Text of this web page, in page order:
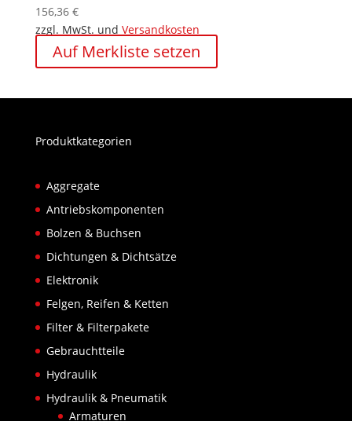
156,36 €
zzgl. MwSt. und Versandkosten
Auf Merkliste setzen
Produktkategorien
Aggregate
Antriebskomponenten
Bolzen & Buchsen
Dichtungen & Dichtsätze
Elektronik
Felgen, Reifen & Ketten
Filter & Filterpakete
Gebrauchtteile
Hydraulik
Hydraulik & Pneumatik
Armaturen